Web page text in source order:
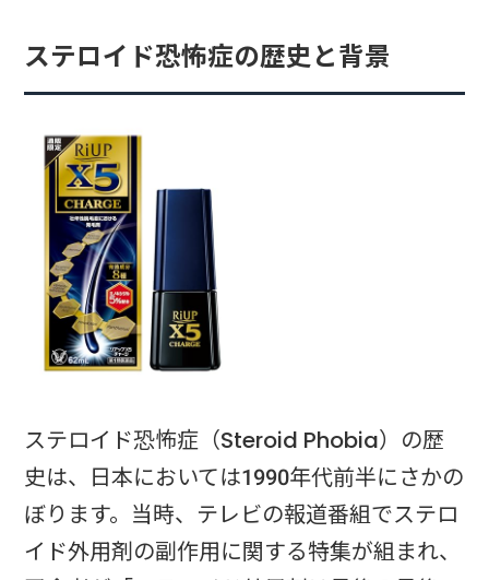
ステロイド恐怖症の歴史と背景
ステロイド恐怖症（Steroid Phobia）の歴
史は、日本においては1990年代前半にさかの
ぼります。当時、テレビの報道番組でステロ
イド外用剤の副作用に関する特集が組まれ、